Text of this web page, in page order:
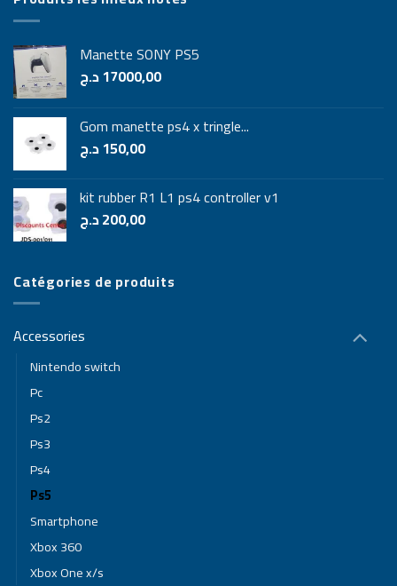
Manette SONY PS5
17000,00د.ج
Gom manette ps4 x tringle...
150,00د.ج
kit rubber R1 L1 ps4 controller v1
200,00د.ج
Catégories de produits
Accessories
Nintendo switch
Pc
Ps2
Ps3
Ps4
Ps5
Smartphone
Xbox 360
Xbox One x/s